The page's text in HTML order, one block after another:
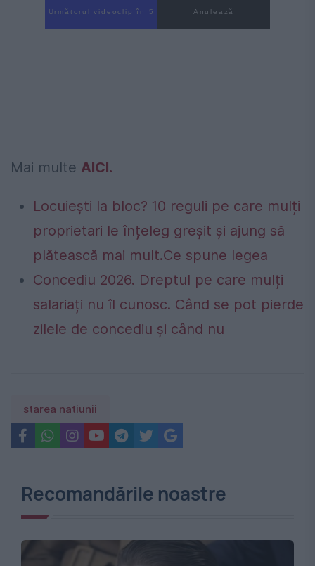
Următorul videoclip în 4 Anulează
Mai multe AICI.
Locuiești la bloc? 10 reguli pe care mulți
proprietari le înțeleg greșit și ajung să
plătească mai mult.Ce spune legea
Concediu 2026. Dreptul pe care mulți
salariați nu îl cunosc. Când se pot pierde
zilele de concediu și când nu
starea natiunii
Recomandările noastre